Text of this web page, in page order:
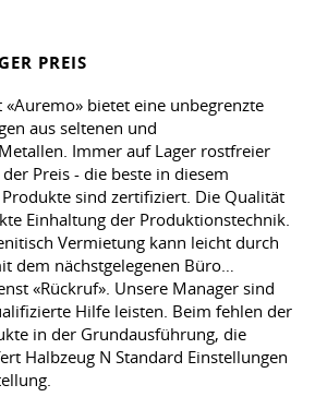
PREIS
«Auremo» bietet eine unbegrenzte
aus seltenen und
Immer auf Lager rostfreier
Preis - die beste in diesem
sind zertifiziert. Die Qualität
Einhaltung der Produktionstechnik.
Vermietung kann leicht durch
dem nächstgelegenen Büro…
«Rückruf». Unsere Manager sind
Hilfe leisten. Beim fehlen der
in der Grundausführung, die
Halbzeug N Standard Einstellungen